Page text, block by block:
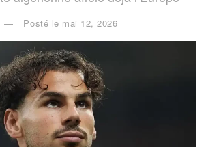
Posté le mai 12, 2026